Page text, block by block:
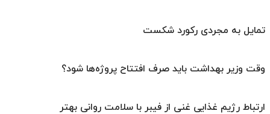
تمایل به مجردی رکورد شکست
وقت وزیر بهداشت باید صرف افتتاح پروژه‌ها شود؟
ارتباط رژیم غذایی غنی از فیبر با سلامت روانی بهتر